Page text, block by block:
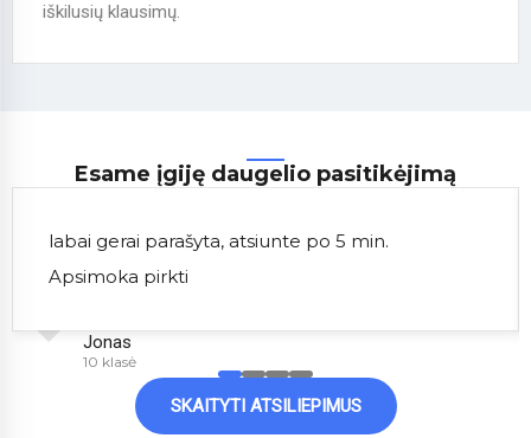
iškilusių klausimų.
Esame įgiję daugelio pasitikėjimą
labai gerai parašyta, atsiunte po 5 min.
Apsimoka pirkti
Jonas
10 klasė
SKAITYTI ATSILIEPIMUS